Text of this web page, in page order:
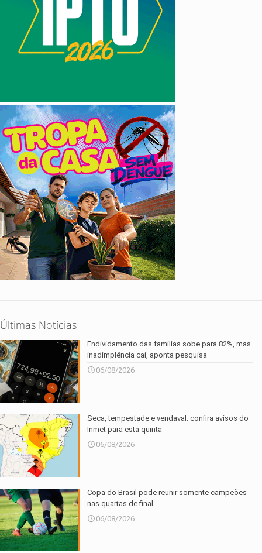
Últimas Notícias
Endividamento das famílias sobe para 82%, mas
inadimplência cai, aponta pesquisa
06/08/2026
Seca, tempestade e vendaval: confira avisos do
Inmet para esta quinta
06/08/2026
Copa do Brasil pode reunir somente campeões
nas quartas de final
06/08/2026